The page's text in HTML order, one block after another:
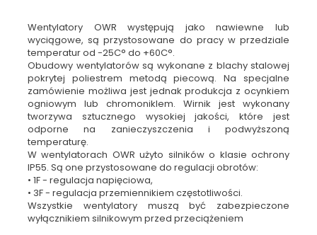
Wentylatory OWR występują jako nawiewne lub
wyciągowe, są przystosowane do pracy w przedziale
temperatur od -25C° do +60C°.
Obudowy wentylatorów są wykonane z blachy stalowej
pokrytej poliestrem metodą piecową. Na specjalne
zamówienie możliwa jest jednak produkcja z ocynkiem
ogniowym lub chromoniklem. Wirnik jest wykonany
tworzywa sztucznego wysokiej jakości, które jest
odporne na zanieczyszczenia i podwyższoną
temperaturę.
W wentylatorach OWR użyto silników o klasie ochrony
IP55. Są one przystosowane do regulacji obrotów:
• 1F - regulacja napięciowa,
• 3F - regulacja przemiennikiem częstotliwości.
Wszystkie wentylatory muszą być zabezpieczone
wyłącznikiem silnikowym przed przeciążeniem